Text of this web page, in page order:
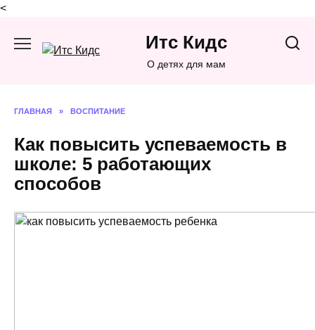
<
содержанию
Итс Кидс
О детях для мам
ГЛАВНАЯ » ВОСПИТАНИЕ
Как повысить успеваемость в
школе: 5 работающих
способов